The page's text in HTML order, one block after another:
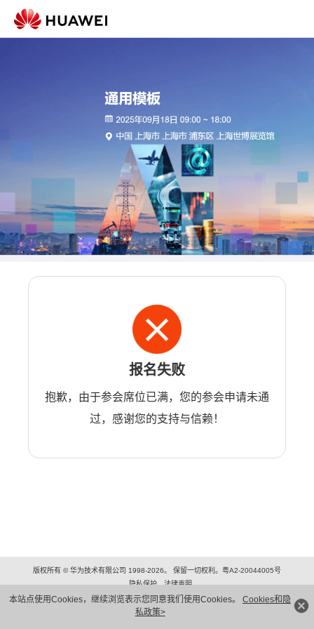
本站点使用Cookies，继续浏览表示您同意我们使用Cookies。 Cookies和隐
私政策>
报名失败
抱歉，由于参会席位已满，您的参会申请未通
过，感谢您的支持与信赖！
版权所有 © 华为技术有限公司 1998-2026。 保留一切权利。粤A2-20044005号
隐私保护
法律声明